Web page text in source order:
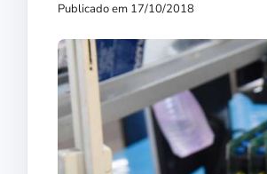
Publicado em 17/10/2018